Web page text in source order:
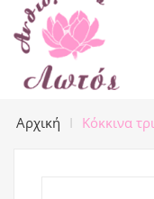
Αρχική Κόκκινα